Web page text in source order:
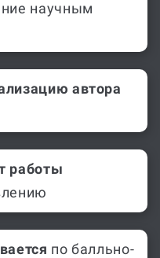
научным
автора
работы
по балльно-